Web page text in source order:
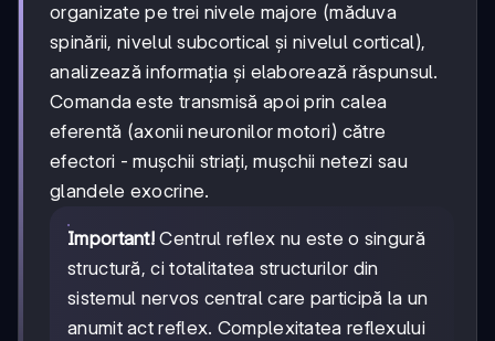
organizate pe trei nivele majore (măduva
spinării, nivelul subcortical și nivelul cortical),
analizează informația și elaborează răspunsul.
Comanda este transmisă apoi prin calea
eferentă (axonii neuronilor motori) către
efectori - mușchii striați, mușchii netezi sau
glandele exocrine.
Important! Centrul reflex nu este o singură
structură, ci totalitatea structurilor din
sistemul nervos central care participă la un
anumit act reflex. Complexitatea reflexului